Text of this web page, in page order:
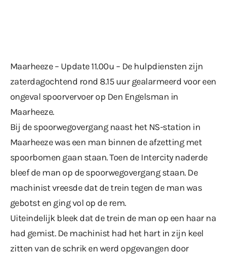
Maarheeze – Update 11.00u – De hulpdiensten zijn
zaterdagochtend rond 8.15 uur gealarmeerd voor een
ongeval spoorvervoer op Den Engelsman in
Maarheeze.
Bij de spoorwegovergang naast het NS-station in
Maarheeze was een man binnen de afzetting met
spoorbomen gaan staan. Toen de Intercity naderde
bleef de man op de spoorwegovergang staan. De
machinist vreesde dat de trein tegen de man was
gebotst en ging vol op de rem.
Uiteindelijk bleek dat de trein de man op een haar na
had gemist. De machinist had het hart in zijn keel
zitten van de schrik en werd opgevangen door